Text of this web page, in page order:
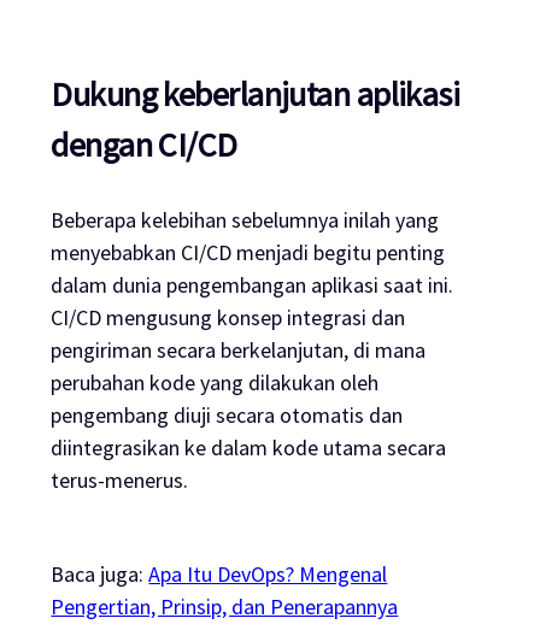
Dukung keberlanjutan aplikasi
dengan CI/CD
Beberapa kelebihan sebelumnya inilah yang
menyebabkan CI/CD menjadi begitu penting
dalam dunia pengembangan aplikasi saat ini.
CI/CD mengusung konsep integrasi dan
pengiriman secara berkelanjutan, di mana
perubahan kode yang dilakukan oleh
pengembang diuji secara otomatis dan
diintegrasikan ke dalam kode utama secara
terus-menerus.
Baca juga:Apa Itu DevOps? Mengenal
Pengertian, Prinsip, dan Penerapannya